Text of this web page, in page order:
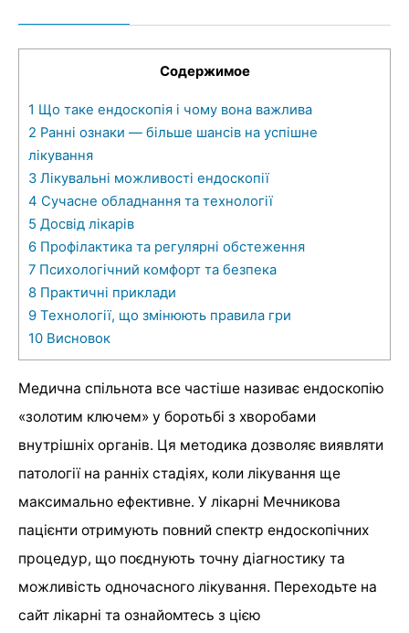
Содержимое
1 Що таке ендоскопія і чому вона важлива
2 Ранні ознаки — більше шансів на успішне
лікування
3 Лікувальні можливості ендоскопії
4 Сучасне обладнання та технології
5 Досвід лікарів
6 Профілактика та регулярні обстеження
7 Психологічний комфорт та безпека
8 Практичні приклади
9 Технології, що змінюють правила гри
10 Висновок
Медична спільнота все частіше називає ендоскопію
«золотим ключем» у боротьбі з хворобами
внутрішніх органів. Ця методика дозволяє виявляти
патології на ранніх стадіях, коли лікування ще
максимально ефективне. У лікарні Мечникова
пацієнти отримують повний спектр ендоскопічних
процедур, що поєднують точну діагностику та
можливість одночасного лікування. Переходьте на
сайт лікарні та ознайомтесь з цією